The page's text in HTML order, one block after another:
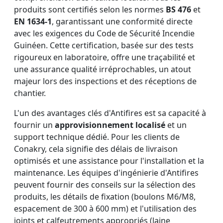
produits sont certifiés selon les normes BS 476 et
EN 1634-1, garantissant une conformité directe
avec les exigences du Code de Sécurité Incendie
Guinéen. Cette certification, basée sur des tests
rigoureux en laboratoire, offre une traçabilité et
une assurance qualité irréprochables, un atout
majeur lors des inspections et des réceptions de
chantier.
L'un des avantages clés d'Antifires est sa capacité à
fournir un approvisionnement localisé et un
support technique dédié. Pour les clients de
Conakry, cela signifie des délais de livraison
optimisés et une assistance pour l'installation et la
maintenance. Les équipes d'ingénierie d'Antifires
peuvent fournir des conseils sur la sélection des
produits, les détails de fixation (boulons M6/M8,
espacement de 300 à 600 mm) et l'utilisation des
joints et calfeutrements appropriés (laine